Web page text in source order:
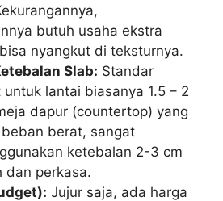
butuh usaha ekstra
nyangkut di teksturnya.
Slab: Standar
lantai biasanya 1.5 – 2
dapur (countertop) yang
berat, sangat
ketebalan 2-3 cm
dan perkasa.
Jujur saja, ada harga